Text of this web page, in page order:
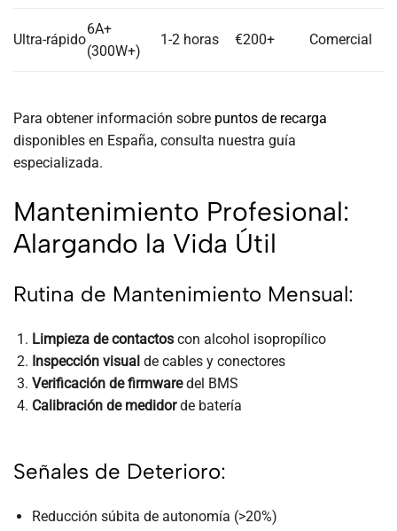
Ultra-rápido
6A+
(300W+)
1-2 horas €200+ Comercial
Para obtener información sobre puntos de recarga
disponibles en España, consulta nuestra guía
especializada.
Mantenimiento Profesional:
Alargando la Vida Útil
Rutina de Mantenimiento Mensual:
Limpieza de contactoscon alcohol isopropílico
Inspección visualde cables y conectores
Verificación de firmwaredel BMS
Calibración de medidorde batería
Señales de Deterioro:
Reducción súbita de autonomía (>20%)